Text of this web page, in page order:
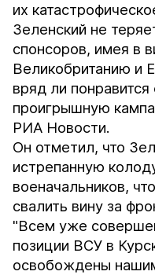
их
Зеленский не
спонсоров, имея в
Великобританию и
вряд ли
проигрышную
РИА Новости.
Он отметил, что
истрепанную
военачальников,
свалить вину за
"Всем уже
позиции ВСУ в
освобождены